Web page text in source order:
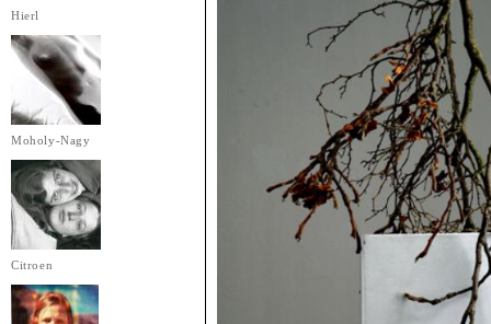
Hierl
Moholy-Nagy
Citroen